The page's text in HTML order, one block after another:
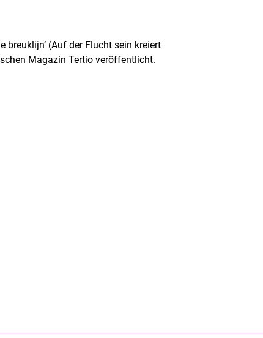
breuklijn‘ (Auf der Flucht sein kreiert
Magazin Tertio veröffentlicht.
Link, öffnet neues Fenster)
Link, öffnet neues Fenster)